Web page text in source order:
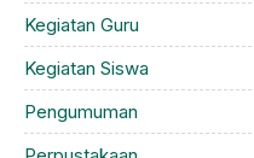
Kegiatan Guru
Kegiatan Siswa
Pengumuman